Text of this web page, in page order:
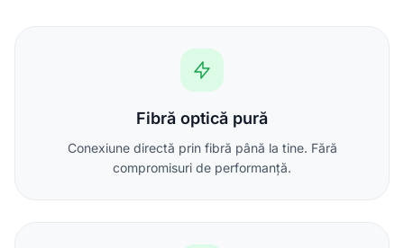
Fibră optică pură
Conexiune directă prin fibră până la tine. Fără
compromisuri de performanță.